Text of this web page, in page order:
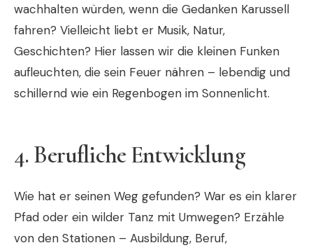
wachhalten würden, wenn die Gedanken Karussell
fahren? Vielleicht liebt er Musik, Natur,
Geschichten? Hier lassen wir die kleinen Funken
aufleuchten, die sein Feuer nähren – lebendig und
schillernd wie ein Regenbogen im Sonnenlicht.
4.Berufliche Entwicklung
Wie hat er seinen Weg gefunden? War es ein klarer
Pfad oder ein wilder Tanz mit Umwegen? Erzähle
von den Stationen – Ausbildung, Beruf,